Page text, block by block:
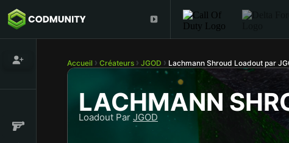
Accueil Créateurs JGOD Lachmann Shroud Loadout par
LACHMANN
Loadout Par JGOD